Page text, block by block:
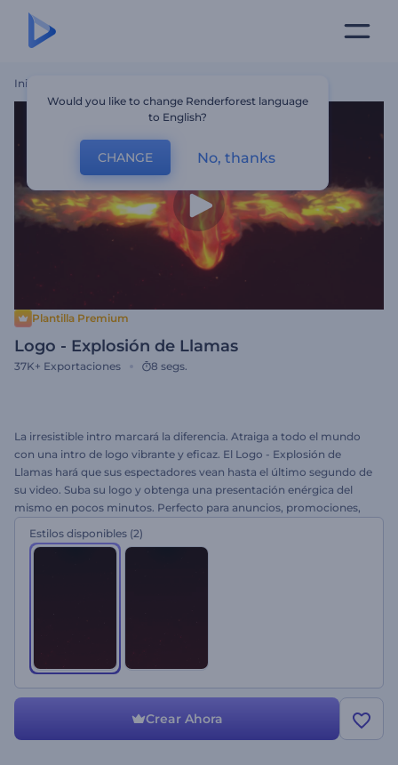
Inicio
Plantilla Premium
Logo - Explosión de Llamas
37K+ Exportaciones 8 segs.
La irresistible intro marcará la diferencia. Atraiga a todo el mundo
con una intro de logo vibrante y eficaz. El Logo - Explosión de
Llamas hará que sus espectadores vean hasta el último segundo de
su video. Suba su logo y obtenga una presentación enérgica del
mismo en pocos minutos. Perfecto para anuncios, promociones,
atención al instante!
Estilos disponibles (2)
Crear Ahora
Would you like to change Renderforest language
to English?
CHANGE No, thanks